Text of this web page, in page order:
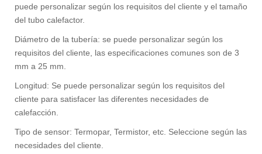
puede personalizar según los requisitos del cliente y el tamaño
del tubo calefactor.
Diámetro de la tubería: se puede personalizar según los
requisitos del cliente, las especificaciones comunes son de 3
mm a 25 mm. ‌
‌Longitud‌:‌ Se puede personalizar según los requisitos del
cliente para satisfacer las diferentes necesidades de
calefacción. ‌
‌Tipo de sensor‌:‌ Termopar,‌ Termistor, etc.‌ Seleccione según las
necesidades del cliente. ‌